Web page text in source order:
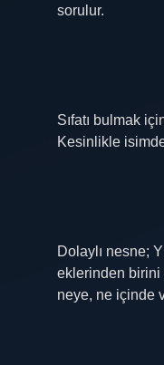
sorulur.
Sıfatı bulmak
Kesinlikle
Dolaylı nesne;
eklerinden birini
neye, ne içinde